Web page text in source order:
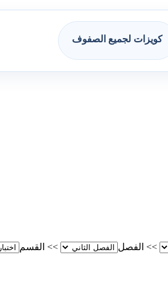
كويزات لجميع الصفوف
>> الفصل >> القسم